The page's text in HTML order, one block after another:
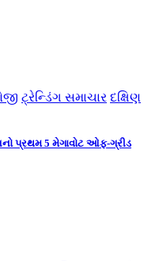
ટ્રેન્ડિંગ સમાચાર દક્ષિણ
પ્રથમ 5 મેગાવોટ ઓફ-ગ્રીડ